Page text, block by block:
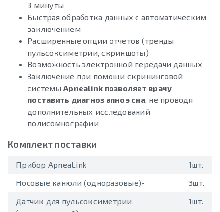
3 минуты
Быстрая обработка данных с автоматическим
заключением
Расширенные опции отчетов (тренды
пульсоксиметрии, скриншоты)
Возможность электронной передачи данных
Заключение при помощи скрининговой
системы Apnealink позволяет врачу
поставить диагноз апноэ сна, не проводя
дополнительных исследований
полисомнографии
Комплект поставки
Прибор ApneaLink
1шт.
Носовые канюли (одноразовые)-
3шт.
Датчик для пульсоксиметрии
1шт.